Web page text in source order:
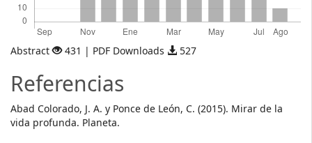
Abstract 431 | PDF Downloads 527
Referencias
Abad Colorado, J. A. y Ponce de León, C. (2015). Mirar de la
vida profunda. Planeta.